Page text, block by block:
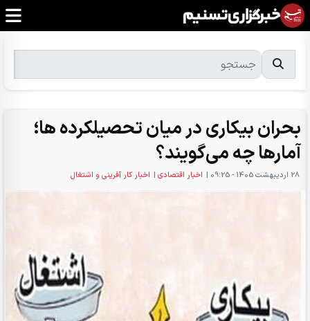
بحران بیکاری در میان تحصیلکرده ها؛
آمارها چه می‌گویند؟
28 ارديبهشت 1405 - 09:25 | اخبار اقتصادی | اخبار کار آفرینی و اشتغال